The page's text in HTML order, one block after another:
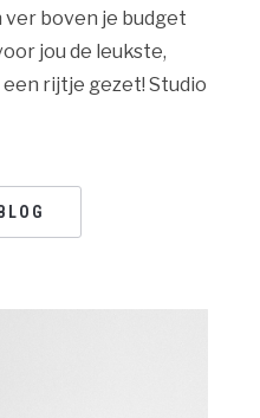
boven je budget
jou de leukste,
rijtje gezet! Studio